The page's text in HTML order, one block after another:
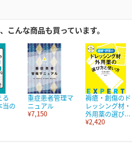
こんな商品も買っています。
る
当の
重症患者管理マ
ニュアル
¥7,150
褥瘡・創傷のド
レッシング材・
外用薬の選び...
¥2,420